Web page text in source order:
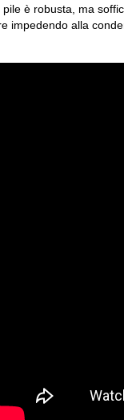
è robusta, ma
impedendo alla